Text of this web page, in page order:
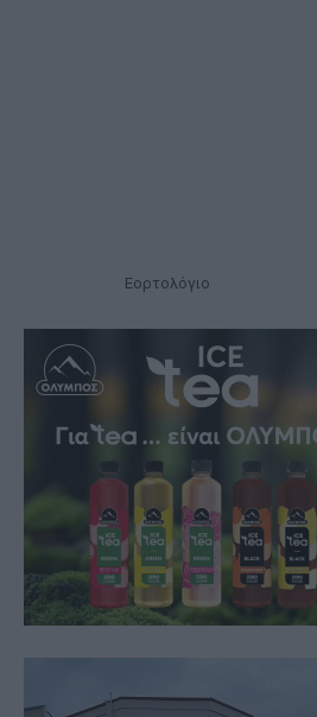
Εορτολόγιο